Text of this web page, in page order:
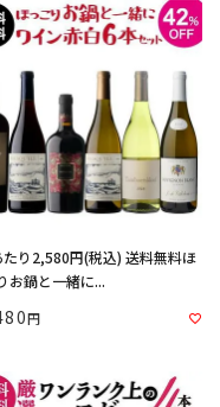
たり2,580円(税込) 送料無料ほ
お鍋と一緒に...